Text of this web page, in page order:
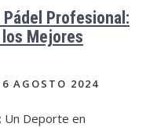
Profesional:
Mejores
AGOSTO 2024
Un Deporte en